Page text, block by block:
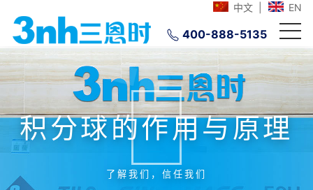
中文 EN
400-888-5135
积分球的作用与原理
了解我们，信任我们